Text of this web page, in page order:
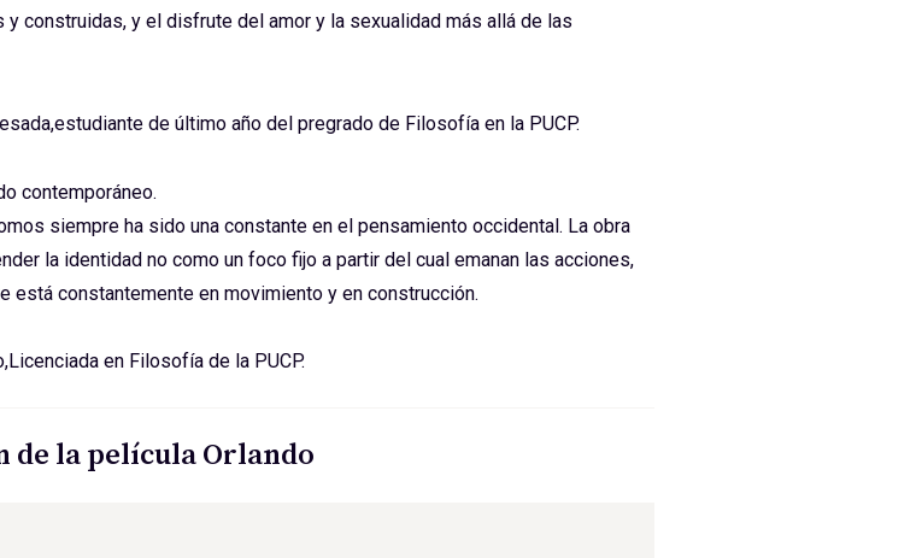
construidas, y el disfrute del amor y la sexualidad más allá de las
de último año del pregrado de Filosofía en la PUCP.
contemporáneo.
siempre ha sido una constante en el pensamiento occidental. La obra
la identidad no como un foco fijo a partir del cual emanan las acciones,
está constantemente en movimiento y en construcción.
en Filosofía de la PUCP.
de la película Orlando